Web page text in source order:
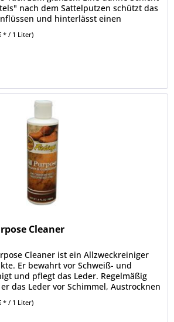
nach dem Sattelputzen schützt das
und hinterlässt einen
* / 1 Liter)
Cleaner
Cleaner ist ein Allzweckreiniger
Er bewahrt vor Schweiß- und
und pflegt das Leder. Regelmäßig
das Leder vor Schimmel, Austrocknen
* / 1 Liter)